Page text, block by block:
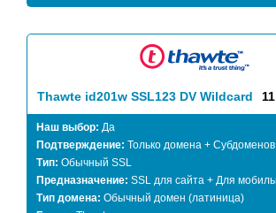
Thawte id201w SSL123 DV Wildcard
Наш выбор: Да
Подтверждение: Только домена + Субдоменов
Тип: Обычный SSL
Предназначение: SSL для сайта + Для
Тип домена: Обычный домен (латиница)